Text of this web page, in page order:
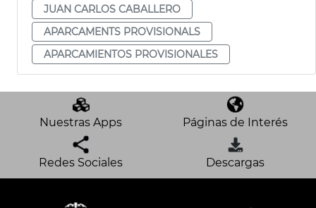
JUAN CARLOS CABALLERO
APARCAMENTS PROVISIONALS
APARCAMIENTOS PROVISIONALES
Nuestras Apps Páginas de Interés
Redes Sociales Descargas